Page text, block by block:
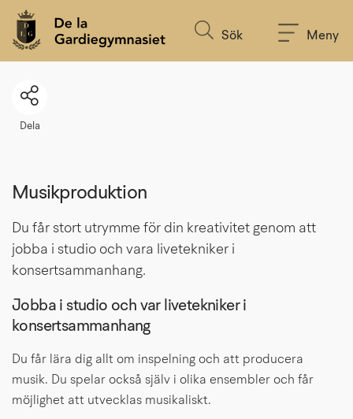
Sök Meny
Dela
Musikproduktion
Du får stort utrymme för din kreativitet genom att
jobba i studio och vara livetekniker i
konsertsammanhang.
Jobba i studio och var livetekniker i
konsertsammanhang
Du får lära dig allt om inspelning och att producera
musik. Du spelar också själv i olika ensembler och får
möjlighet att utvecklas musikaliskt.